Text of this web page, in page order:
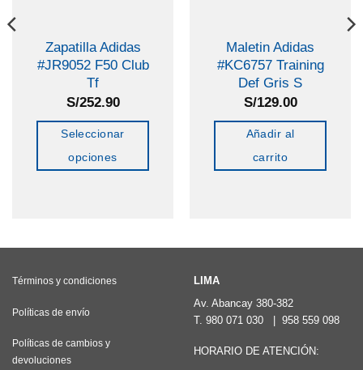
Zapatilla Adidas
#JR9052 F50 Club
Tf
S/252.90
Seleccionar
opciones
múltiples
Maletin Adidas
#KC6757 Training
Def Gris S
S/129.00
Añadir al
carrito
Términos y condiciones
Políticas de envío
Políticas de cambios y
devoluciones
LIMA
Av. Abancay 380-382
T. 980 071 030 958 559 098
HORARIO DE ATENCIÓN: